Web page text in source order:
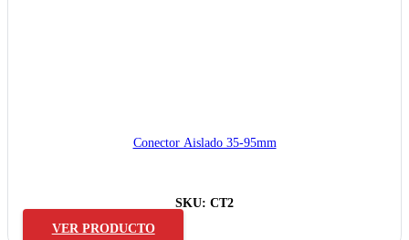
Conector Aislado 35-95mm
SKU: CT2
VER PRODUCTO